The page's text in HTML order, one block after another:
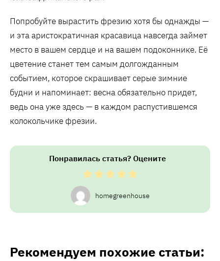
Попробуйте вырастить фрезию хотя бы однажды —
и эта аристократичная красавица навсегда займет
место в вашем сердце и на вашем подоконнике. Её
цветение станет тем самым долгожданным
событием, которое скрашивает серые зимние
будни и напоминает: весна обязательно придет,
ведь она уже здесь — в каждом распустившемся
колокольчике фрезии.
Понравилась статья? Оцените
homegreenhouse
Рекомендуем похожие статьи: